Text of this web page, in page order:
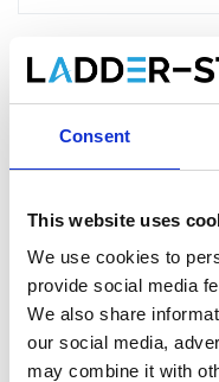
Consent
This website uses
We use cookies to
provide social media
We also share
our social media,
may combine it with
Muuranker -
€59,00 Excl. Btw
€71,39 Incl. BTW
Gratis verzending
Maaseik (contacteer